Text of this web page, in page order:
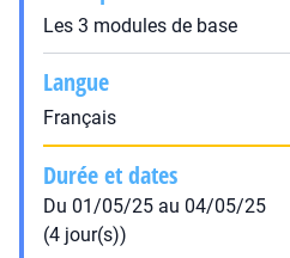
Les 3 modules de base
Langue
Français
Durée et dates
Du 01/05/25 au 04/05/25
(4 jour(s))